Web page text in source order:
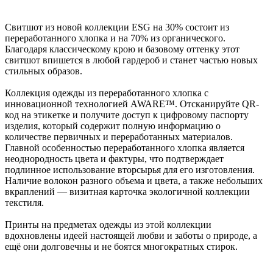
Свитшот из новой коллекции ESG на 30% состоит из
переработанного хлопка и на 70% из органического.
Благодаря классическому крою и базовому оттенку этот
свитшот впишется в любой гардероб и станет частью новых
стильных образов.
Коллекция одежды из переработанного хлопка с
инновационной технологией AWARE™. Отсканируйте QR-
код на этикетке и получите доступ к цифровому паспорту
изделия, который содержит полную информацию о
количестве первичных и переработанных материалов.
Главной особенностью переработанного хлопка является
неоднородность цвета и фактуры, что подтверждает
подлинное использование вторсырья для его изготовления.
Наличие волокон разного объема и цвета, а также небольших
вкраплений — визитная карточка экологичной коллекции
текстиля.
Принты на предметах одежды из этой коллекции
вдохновлены идеей настоящей любви и заботы о природе, а
ещё они долговечны и не боятся многократных стирок.